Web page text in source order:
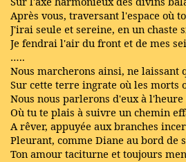
Après vous, traversant l'espace où
J'irai seule et sereine, en un chaste
Je fendrai l'air du front et de mes
…..
Nous marcherons ainsi, ne laissant
Sur cette terre ingrate où les morts
Nous nous parlerons d'eux à
Où tu te plais à suivre un chemin
A rêver, appuyée aux branches
Pleurant, comme Diane au bord de
Ton amour taciturne et toujours